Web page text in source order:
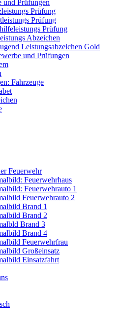
und Prüfungen
Prüfung
Prüfung
Prüfung
Abzeichen
Leistungsabzeichen Gold
und Prüfungen
Fahrzeuge
Feuerwehr
Feuerwehrhaus
Feuerwehrauto 1
Feuerwehrauto 2
Brand 1
Brand 2
Brand 3
Brand 4
Feuerwehrfrau
Großeinsatz
Einsatzfahrt